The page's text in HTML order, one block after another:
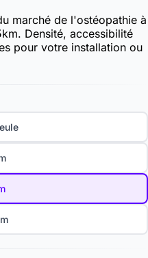
marché de l'ostéopathie à
Densité, accessibilité
pour votre installation ou